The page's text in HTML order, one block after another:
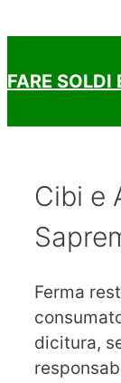
FARE SOLDI
Cibi e
Ferma
dicitura,